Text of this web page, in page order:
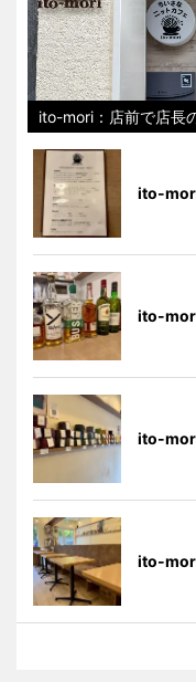
ito-mori：店前で店長
ito-
ito-mori
ito-
ito-